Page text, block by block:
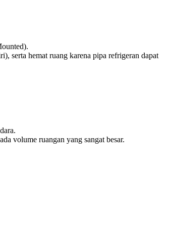
serta hemat ruang karena pipa refrigeran dapat
volume ruangan yang sangat besar.